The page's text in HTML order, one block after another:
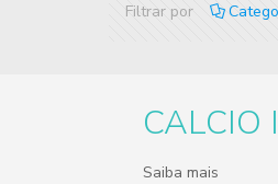
Filtrar por
CALCIO
Saiba mais